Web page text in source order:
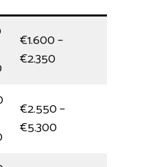
€1.600 –
€2.350
€2.550 –
€5.300